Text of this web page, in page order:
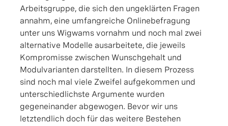
Arbeitsgruppe, die sich den ungeklärten Fragen
annahm, eine umfangreiche Onlinebefragung
unter uns Wigwams vornahm und noch mal zwei
alternative Modelle ausarbeitete, die jeweils
Kompromisse zwischen Wunschgehalt und
Modulvarianten darstellten. In diesem Prozess
sind noch mal viele Zweifel aufgekommen und
unterschiedlichste Argumente wurden
gegeneinander abgewogen. Bevor wir uns
letztendlich doch für das weitere Bestehen